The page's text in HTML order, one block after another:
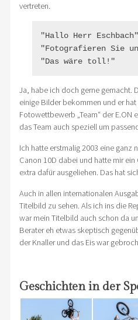
vertreten.
"Hallo Herr Eschbach"
"Fotografieren Sie
"Das wäre toll!"
Ja, habe ich doch gerne gemacht.
einige Bilder bekommen und er
Fotowettbewerb „Team“ der E.ON
das Team auch speziell um
Ich hatte erstmalig 2003 eine ganz
Canon 10D dabei und hatte mir ein
extra dafür ausgeliehen. Das hat
Auch in allen internationalen
Titelbild zu sehen. Als ich ins die
war mein Titelbild auch schon da
Berater eh etwas skeptisch
der Knaller und das Eis war
Geschichten in der